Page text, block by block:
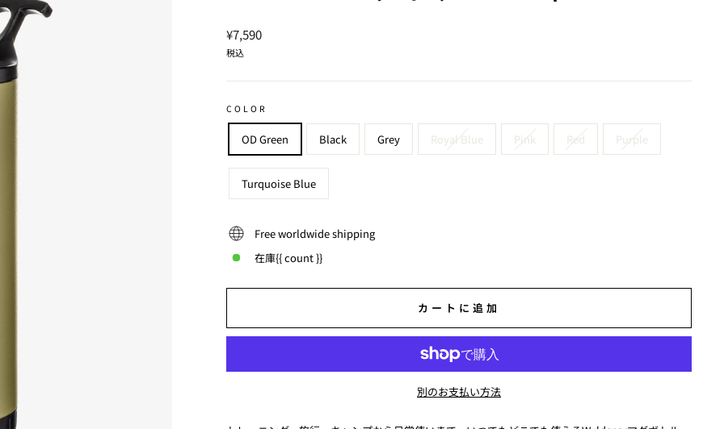
通
常
¥7,590
税込
COLOR
OD Green Black Grey Royal Blue Pink Red Purple
Turquoise Blue
Free worldwide shipping
在庫{{ count }}
カートに追加
別のお支払い方法